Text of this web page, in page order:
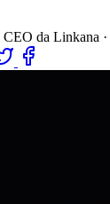
CEO da Linkana ·